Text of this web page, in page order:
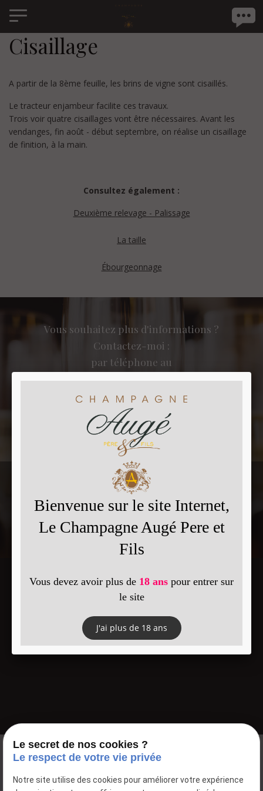
Cisaillage
A partir de la 8ème feuille, les brins de vigne sont cisaillés.
Le tracteur enjambeur facilite ces travaux.
Trois voir quatre cisaillages vont être nécessaires. Avant les
vendanges, fin août - début septembre, on réalise un cisaillage
de finition, à la main.
Consultez également :
Deuxième relevage - Palissage
La taille
­Ébourgeonnage
Vous souhaitez plus d'informations ?
Contactez-moi :
par téléphone au
03 26 49 22 16
ou via notre formulaire de contact
Contactez-nous
Vous souhaitez effectuer une commande ?
Effectuez votre commande
Google Maps Search API est désactivé. Autoriser
Le secret de nos cookies ?
Le respect de votre vie privée
Notre site utilise des cookies pour améliorer votre expérience